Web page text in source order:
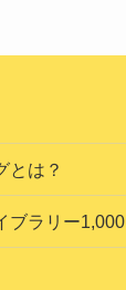
とは？
ブラリー1,000